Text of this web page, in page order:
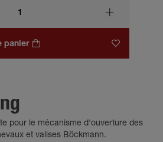
panier
pour le mécanisme d'ouverture des
et valises Böckmann.